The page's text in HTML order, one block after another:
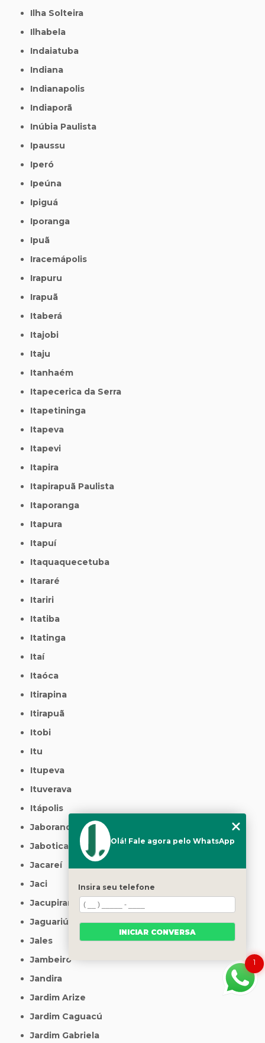
Ilha Solteira
Ilhabela
Indaiatuba
Indiana
Indianapolis
Indiaporã
Inúbia Paulista
Ipaussu
Iperó
Ipeúna
Ipiguá
Iporanga
Ipuã
Iracemápolis
Irapuru
Irapuã
Itaberá
Itajobi
Itaju
Itanhaém
Itapecerica da Serra
Itapetininga
Itapeva
Itapevi
Itapira
Itapirapuã Paulista
Itaporanga
Itapura
Itapuí
Itaquaquecetuba
Itararé
Itariri
Itatiba
Itatinga
Itaí
Itaóca
Itirapina
Itirapuã
Itobi
Itu
Itupeva
Ituverava
Itápolis
Jaborandi
Jaboticabal
Jacareí
Jaci
Jacupiranga
Jaguariúna
Jales
Jambeiro
Jandira
Jardim Arize
Jardim Caguacú
Jardim Gabriela
1
Olá! Fale agora pelo WhatsApp
Insira seu telefone
INICIAR CONVERSA